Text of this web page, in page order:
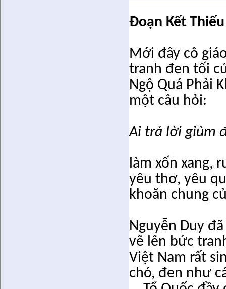
Đoạn Kết
Mới đây cô
tranh đen tối
Ngộ Quá Phải
một câu hỏi:
Ai trả lời giùm
làm xốn xang,
yêu thơ, yêu
khoăn chung
Nguyễn Duy
vẽ lên bức
Việt Nam rất
chó, đen như